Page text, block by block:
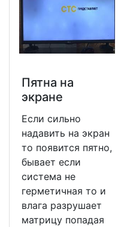
Пятна на
экране
Если сильно
надавить на экран
то появится пятно,
бывает если
система не
герметичная то и
влага разрушает
матрицу попадая